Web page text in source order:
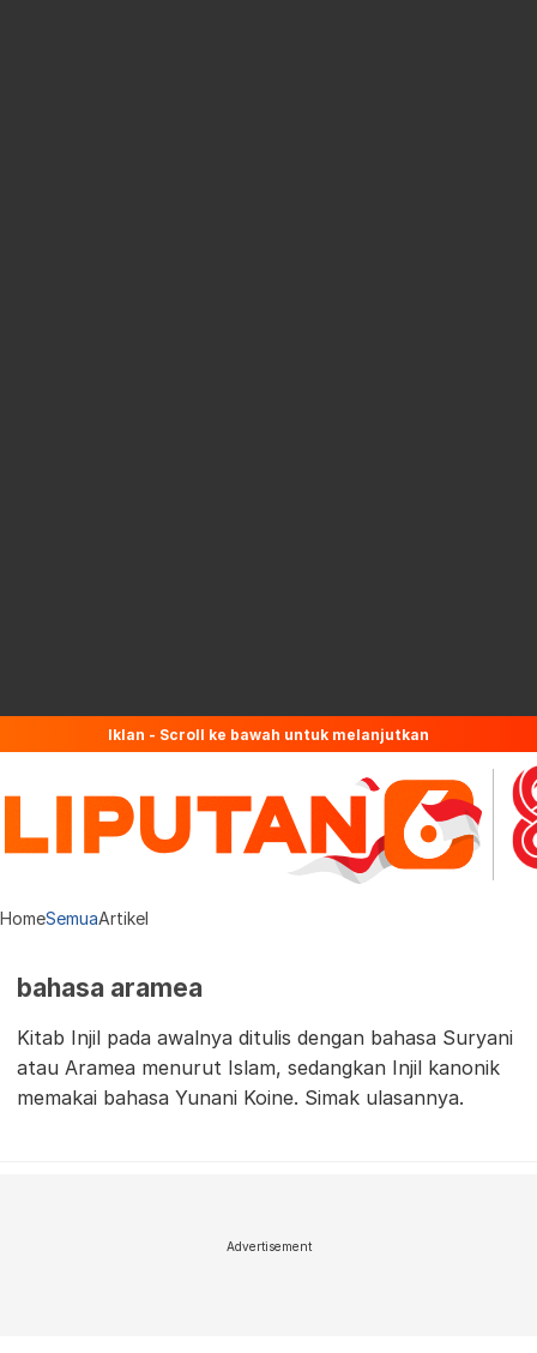
Iklan - Scroll ke bawah untuk melanjutkan
HomeSemuaArtikel
bahasa aramea
Kitab Injil pada awalnya ditulis dengan bahasa Suryani
atau Aramea menurut Islam, sedangkan Injil kanonik
memakai bahasa Yunani Koine. Simak ulasannya.
Advertisement